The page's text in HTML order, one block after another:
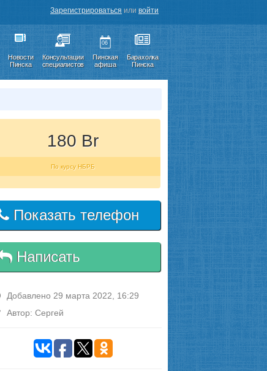
Зарегистрироваться или войти
Новости
Пинска
Консультации
специалистов
06
Пинская
афиша
Барахолка
Пинска
180 Br
По курсу НБРБ
Показать телефон
Написать
Добавлено 29 марта 2022, 16:29
Автор: Сергей